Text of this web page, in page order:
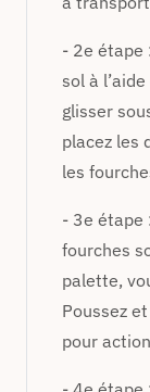
- 2e étape
sol à
glisser
placez les
les
- 3e étape
fourches
palette,
Poussez
pour